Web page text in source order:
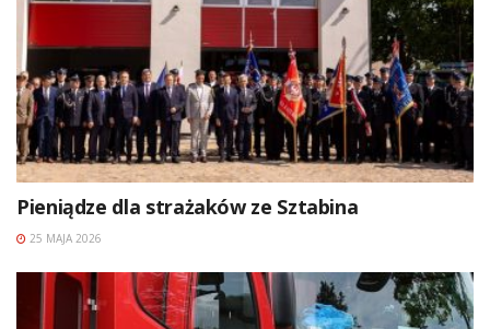
Pieniądze dla strażaków ze Sztabina
25 MAJA 2026